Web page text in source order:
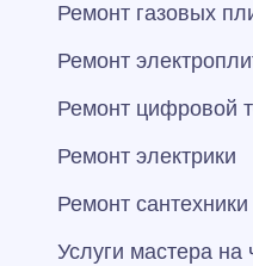
Ремонт газовых
Ремонт
Ремонт цифровой
Ремонт электрики
Ремонт сантехники
Услуги мастера на